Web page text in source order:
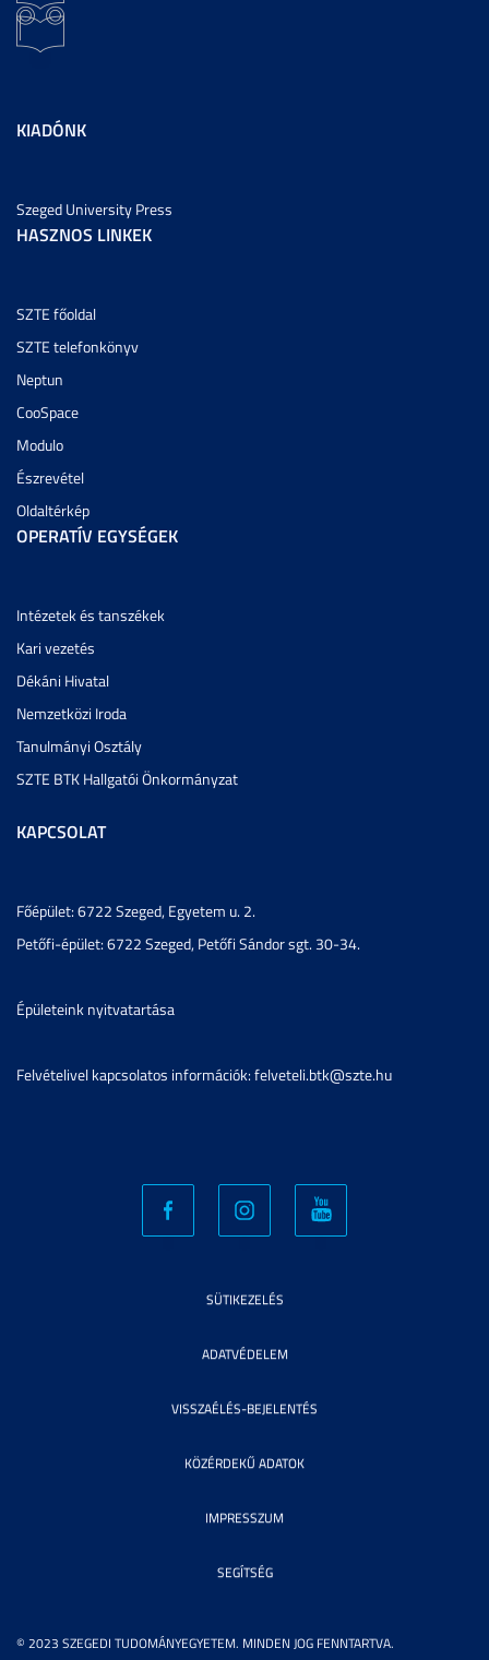
KIADÓNK
Szeged University Press
HASZNOS LINKEK
SZTE főoldal
SZTE telefonkönyv
Neptun
CooSpace
Modulo
Észrevétel
Oldaltérkép
OPERATÍV EGYSÉGEK
Intézetek és tanszékek
Kari vezetés
Dékáni Hivatal
Nemzetközi Iroda
Tanulmányi Osztály
SZTE BTK Hallgatói Önkormányzat
KAPCSOLAT
Főépület: 6722 Szeged, Egyetem u. 2.
Petőfi-épület: 6722 Szeged, Petőfi Sándor sgt. 30-34.
Épületeink nyitvatartása
Felvételivel kapcsolatos információk: felveteli.btk@szte.hu
© 2023 SZEGEDI TUDOMÁNYEGYETEM. MINDEN JOG FENNTARTVA.
SÜTIKEZELÉS
ADATVÉDELEM
VISSZAÉLÉS-BEJELENTÉS
KÖZÉRDEKŰ ADATOK
IMPRESSZUM
SEGÍTSÉG